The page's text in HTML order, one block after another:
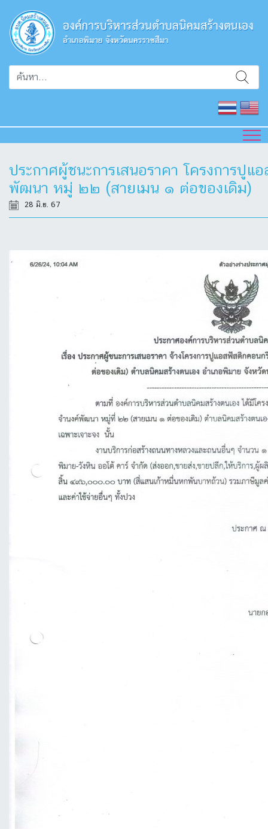
ประกาศผู้ชนะการเสนอราคา โครงการปู
พัฒนา หมู่ ๒๒ (สายเมน ๑ ต่อของเดิม)
28 มิ.ย. 67